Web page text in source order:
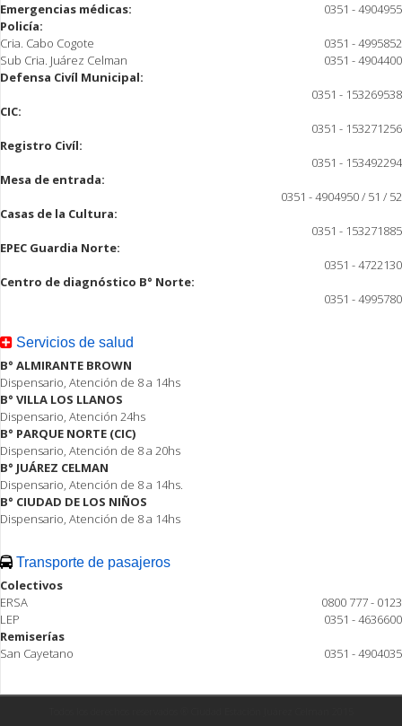
Emergencias médicas:
0351 - 4904955
Policía:
Cria. Cabo Cogote
0351 - 4995852
Sub Cria. Juárez Celman
0351 - 4904400
Defensa Civíl Municipal:
0351 - 153269538
CIC:
0351 - 153271256
Registro Civíl:
0351 - 153492294
Mesa de entrada:
0351 - 4904950 / 51 / 52
Casas de la Cultura:
0351 - 153271885
EPEC Guardia Norte:
0351 - 4722130
Centro de diagnóstico B° Norte:
0351 - 4995780
Servicios de salud
B° ALMIRANTE BROWN
Dispensario, Atención de 8 a 14hs
B° VILLA LOS LLANOS
Dispensario, Atención 24hs
B° PARQUE NORTE (CIC)
Dispensario, Atención de 8 a 20hs
B° JUÁREZ CELMAN
Dispensario, Atención de 8 a 14hs.
B° CIUDAD DE LOS NIÑOS
Dispensario, Atención de 8 a 14hs
Transporte de pasajeros
Colectivos
ERSA
0800 777 - 0123
LEP
0351 - 4636600
Remiserías
San Cayetano
0351 - 4904035